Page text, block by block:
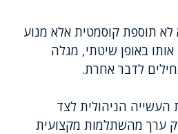
לא תוספת קוסמטית אלא מנוע
באופן שיטתי, מגלה
לדבר אחרת.
הניהולית לצד
ערך מהשתלמות מקצועית